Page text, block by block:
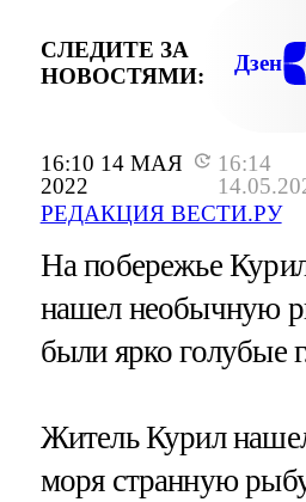
16:10 14 МАЯ
2022
16:14
РЕДАКЦИЯ ВЕСТИ.РУ
СЛЕДИТЕ ЗА
НОВОСТЯМИ:
Дзен
На побережье
нашел необычную
были ярко голубые
Житель Курил
моря странную